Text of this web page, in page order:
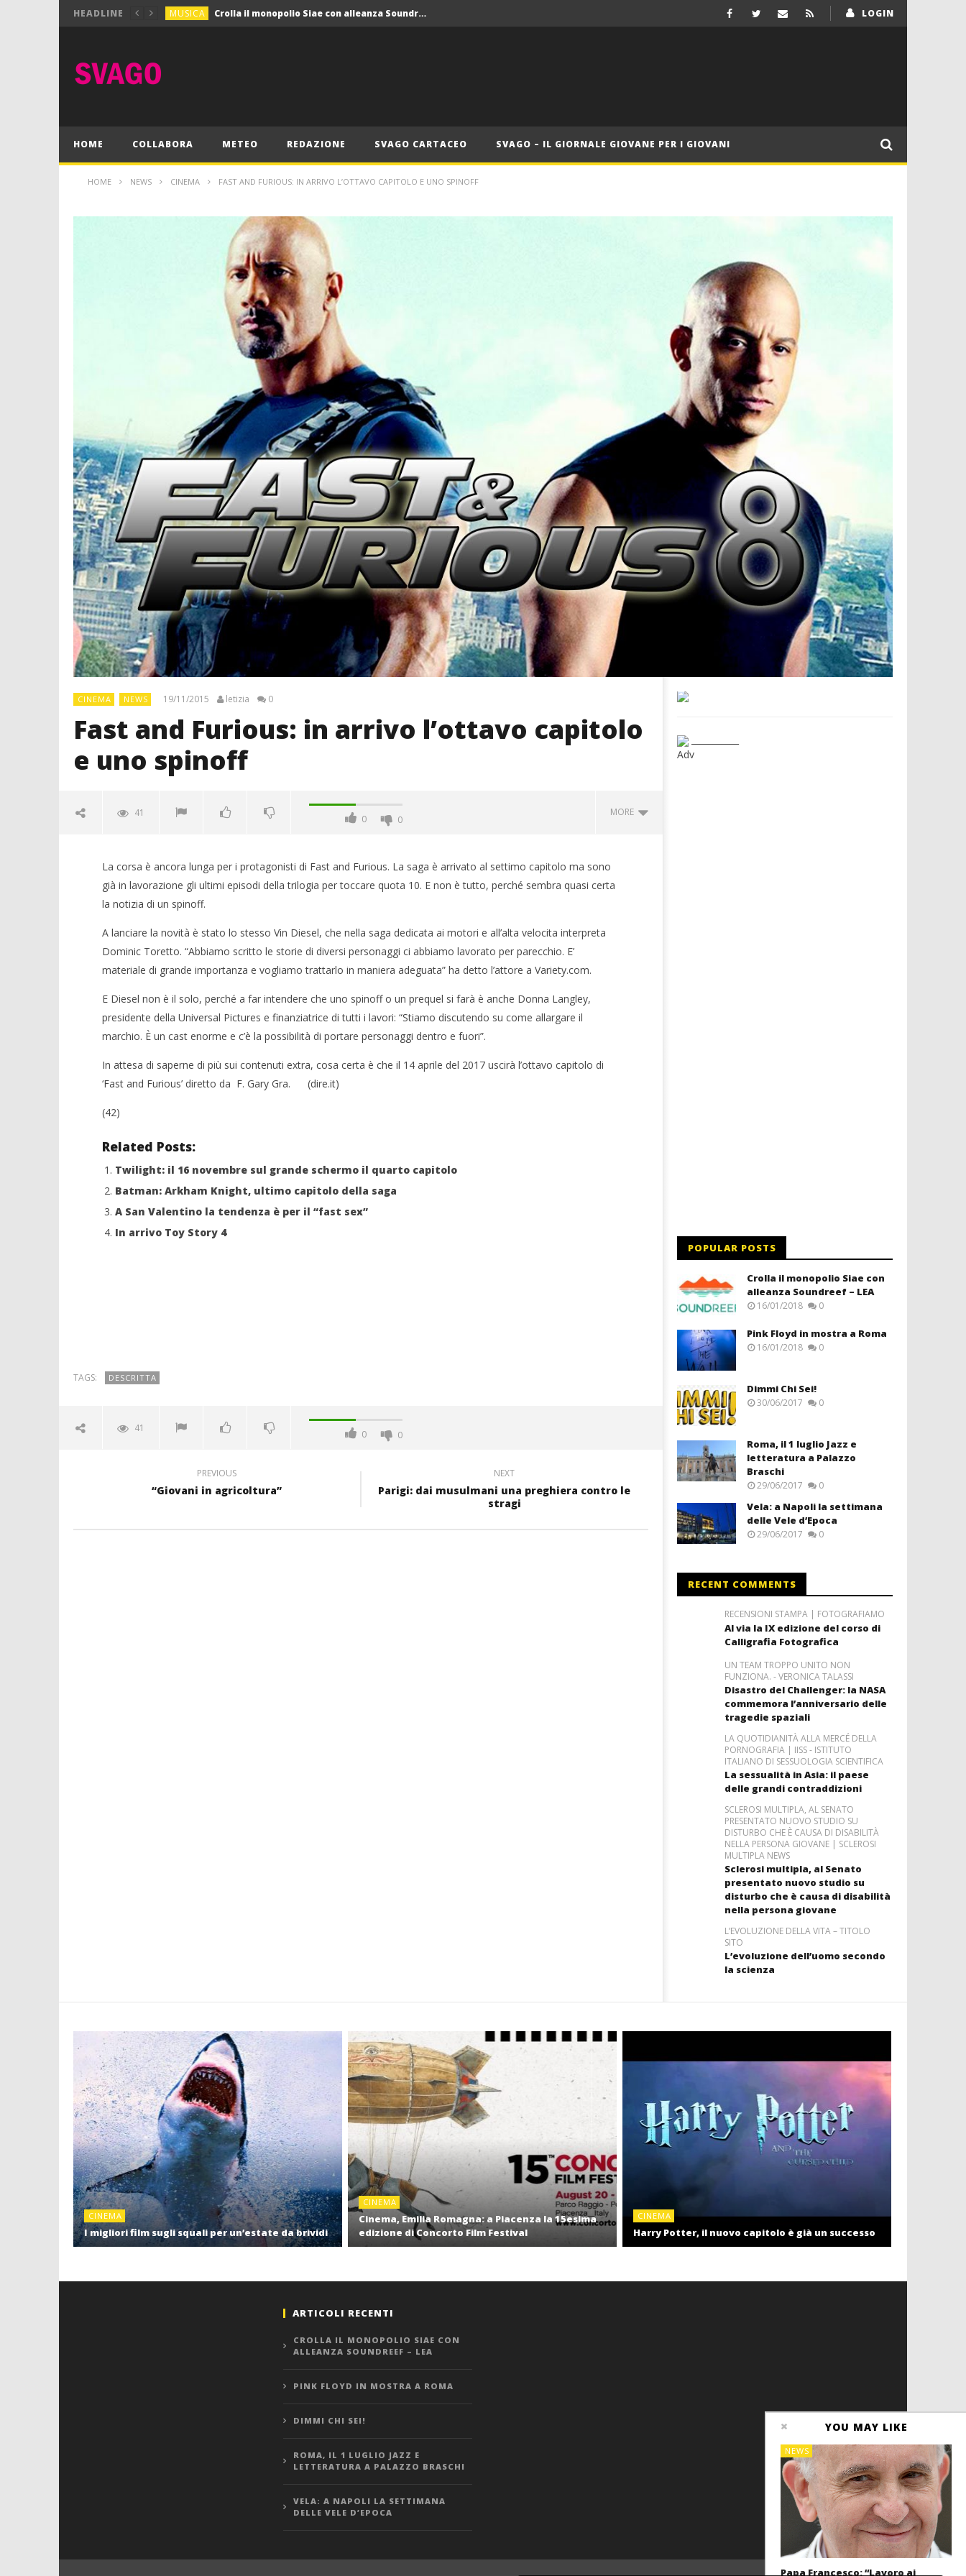
HEADLINE MUSICA Crolla il monopolio Siae con alleanza Soundreef – LEA
MUSICA Crolla il monopolio Siae con alleanza Soundreef – LEA
LOGIN
HOME COLLABORA METEO REDAZIONE SVAGO CARTACEO SVAGO – IL GIORNALE GIOVANE PER I GIOVANI
HOME NEWS CINEMA FAST AND FURIOUS: IN ARRIVO L’OTTAVO CAPITOLO E UNO SPINOFF
CINEMA NEWS 19/11/2015 letizia 0
Fast and Furious: in arrivo l’ottavo capitolo
e uno spinoff
41
0 0
MORE
NOW VIEWING
Fast and Furious: in arrivo l’ottavo
19/11/2015
letizia
Crolla il monopolio Siae con
alleanza Soundreef - LEA
letizia
Pink Floyd in mostra a Roma
19/11/2015
La corsa è ancora lunga per i protagonisti di Fast and Furious. La saga è arrivato al settimo capitolo ma sono
già in lavorazione gli ultimi episodi della trilogia per toccare quota 10. E non è tutto, perché sembra quasi certa
la notizia di un spinoff.
A lanciare la novità è stato lo stesso Vin Diesel, che nella saga dedicata ai motori e all’alta velocita interpreta
Dominic Toretto. “Abbiamo scritto le storie di diversi personaggi ci abbiamo lavorato per parecchio. E’
materiale di grande importanza e vogliamo trattarlo in maniera adeguata” ha detto l’attore a Variety.com.
E Diesel non è il solo, perché a far intendere che uno spinoff o un prequel si farà è anche Donna Langley,
presidente della Universal Pictures e finanziatrice di tutti i lavori: “Stiamo discutendo su come allargare il
marchio. È un cast enorme e c’è la possibilità di portare personaggi dentro e fuori”.
In attesa di saperne di più sui contenuti extra, cosa certa è che il 14 aprile del 2017 uscirà l’ottavo capitolo di
‘Fast and Furious’ diretto da F. Gary Gra. (dire.it)
(42)
Related Posts:
Twilight: il 16 novembre sul grande schermo il quarto capitolo
Batman: Arkham Knight, ultimo capitolo della saga
A San Valentino la tendenza è per il “fast sex”
In arrivo Toy Story 4
TAGS: DESCRITTA
41
0 0
PREVIOUS
“Giovani in agricoltura”
NEXT
Parigi: dai musulmani una preghiera contro le
stragi
___________
Adv
POPULAR POSTS
Crolla il monopolio Siae con
alleanza Soundreef – LEA
16/01/2018 0
Pink Floyd in mostra a Roma
16/01/2018 0
Dimmi Chi Sei!
30/06/2017 0
Roma, il 1 luglio Jazz e
letteratura a Palazzo
Braschi
29/06/2017 0
Vela: a Napoli la settimana
delle Vele d’Epoca
29/06/2017 0
RECENT COMMENTS
RECENSIONI STAMPA | FOTOGRAFIAMO
Al via la IX edizione del corso di
Calligrafia Fotografica
UN TEAM TROPPO UNITO NON
FUNZIONA. - VERONICA TALASSI
Disastro del Challenger: la NASA
commemora l’anniversario delle
tragedie spaziali
LA QUOTIDIANITÀ ALLA MERCÉ DELLA
PORNOGRAFIA | IISS - ISTITUTO
ITALIANO DI SESSUOLOGIA SCIENTIFICA
La sessualità in Asia: il paese
delle grandi contraddizioni
SCLEROSI MULTIPLA, AL SENATO
PRESENTATO NUOVO STUDIO SU
DISTURBO CHE È CAUSA DI DISABILITÀ
NELLA PERSONA GIOVANE | SCLEROSI
MULTIPLA NEWS
Sclerosi multipla, al Senato
presentato nuovo studio su
disturbo che è causa di disabilità
nella persona giovane
L’EVOLUZIONE DELLA VITA – TITOLO
SITO
L’evoluzione dell’uomo secondo
la scienza
YOU MAY LIKE
NEWS
Papa Francesco: “Lavoro ai
CINEMA
I migliori film sugli squali per un’estate da brividi
CINEMA
Cinema, Emilia Romagna: a Piacenza la 15esima
edizione di Concorto Film Festival
CINEMA
Harry Potter, il nuovo capitolo è già un successo
ARTICOLI RECENTI
CROLLA IL MONOPOLIO SIAE CON
ALLEANZA SOUNDREEF – LEA
PINK FLOYD IN MOSTRA A ROMA
DIMMI CHI SEI!
ROMA, IL 1 LUGLIO JAZZ E
LETTERATURA A PALAZZO BRASCHI
VELA: A NAPOLI LA SETTIMANA
DELLE VELE D’EPOCA